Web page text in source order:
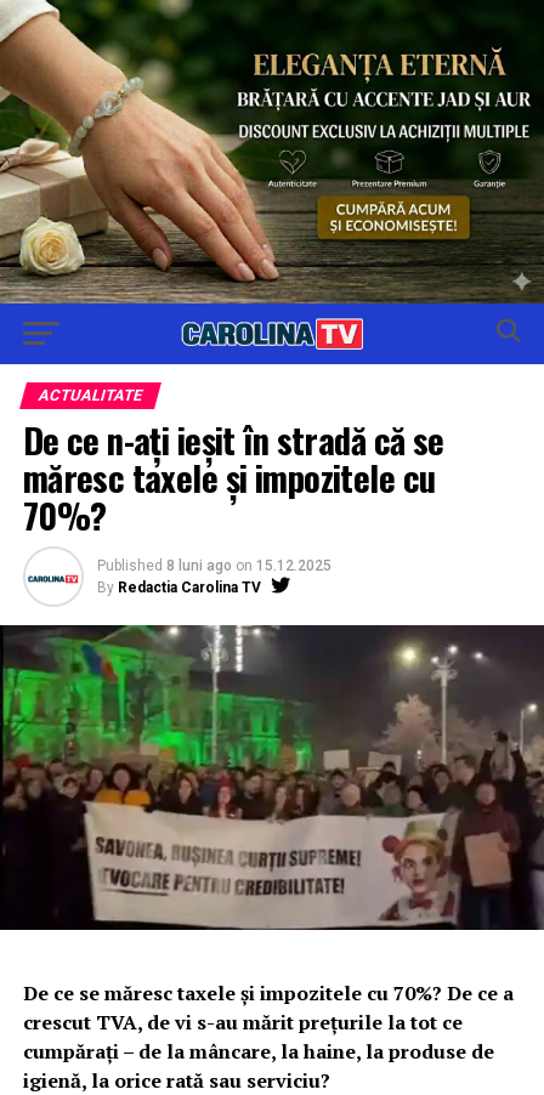
ACTUALITATE
De ce n-ați ieșit în stradă că se
măresc taxele și impozitele cu
70%?
Published 8 luni ago on 15.12.2025
By Redactia Carolina TV
De ce se măresc taxele și impozitele cu 70%? De ce a
crescut TVA, de vi s-au mărit prețurile la tot ce
cumpărați – de la mâncare, la haine, la produse de
igienă, la orice rată sau serviciu?